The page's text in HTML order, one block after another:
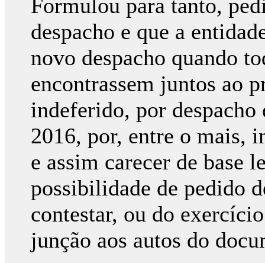
Formulou para tanto,
despacho e que a
novo despacho quando
encontrassem juntos ao
indeferido, por
2016, por, entre o mais,
e assim carecer de base
possibilidade de pedido
contestar, ou do
junção aos autos do